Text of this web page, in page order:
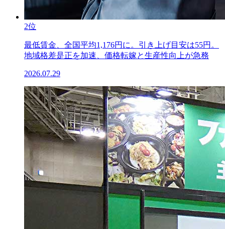
2位
最低賃金、全国平均1,176円に。引き上げ目安は55円。
地域格差是正を加速、価格転嫁と生産性向上が急務
2026.07.29